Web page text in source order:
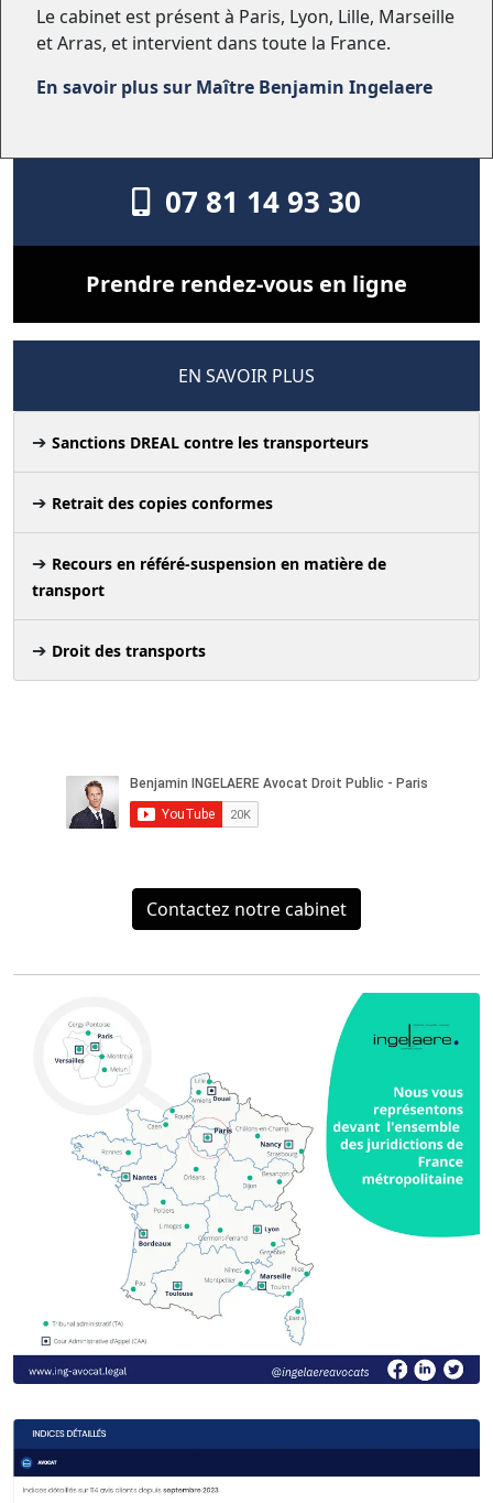
Le cabinet est présent à Paris, Lyon, Lille, Marseille
et Arras, et intervient dans toute la France.
En savoir plus sur Maître Benjamin Ingelaere
07 81 14 93 30
Prendre rendez-vous en ligne
EN SAVOIR PLUS
Sanctions DREAL contre les transporteurs
Retrait des copies conformes
Recours en référé-suspension en matière de
transport
Droit des transports
Contactez notre cabinet